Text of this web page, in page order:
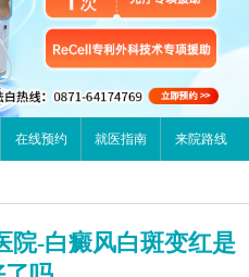
在线预约 就医指南 来院路线
院-白癜风白斑变红是